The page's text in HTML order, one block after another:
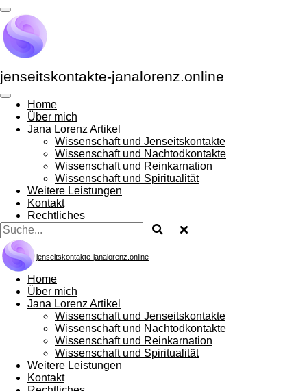
Zum
Hauptinhalt
springen
jenseitskontakte-janalorenz.online
Home
Über mich
Jana Lorenz Artikel
Wissenschaft und Jenseitskontakte
Wissenschaft und Nachtodkontakte
Wissenschaft und Reinkarnation
Wissenschaft und Spiritualität
Weitere Leistungen
Kontakt
Rechtliches
jenseitskontakte-janalorenz.online
Home
Über mich
Jana Lorenz Artikel
Wissenschaft und Jenseitskontakte
Wissenschaft und Nachtodkontakte
Wissenschaft und Reinkarnation
Wissenschaft und Spiritualität
Weitere Leistungen
Kontakt